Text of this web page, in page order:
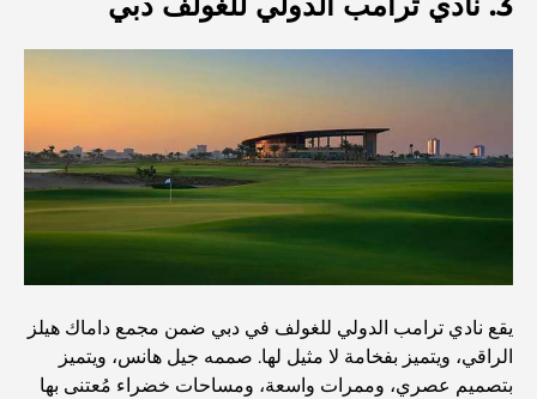
استكشاف مطاعم جميرا جولف إستيتس: دليل الطهي
Dubai Horse Racing: Where Tradition Meets
المقاهي في نخلة جميرا: دليل لأفضل أماكن القهوة وأسلوب
الحياة في الجزيرة
كيفية الحصول على قرض عقاري في دبي: الدليل الشامل
يقع نادي ترامب الدولي للغولف في دبي ضمن مجمع داماك هيلز
الراقي، ويتميز بفخامة لا مثيل لها. صممه جيل هانس، ويتميز
بتصميم عصري، وممرات واسعة، ومساحات خضراء مُعتنى بها